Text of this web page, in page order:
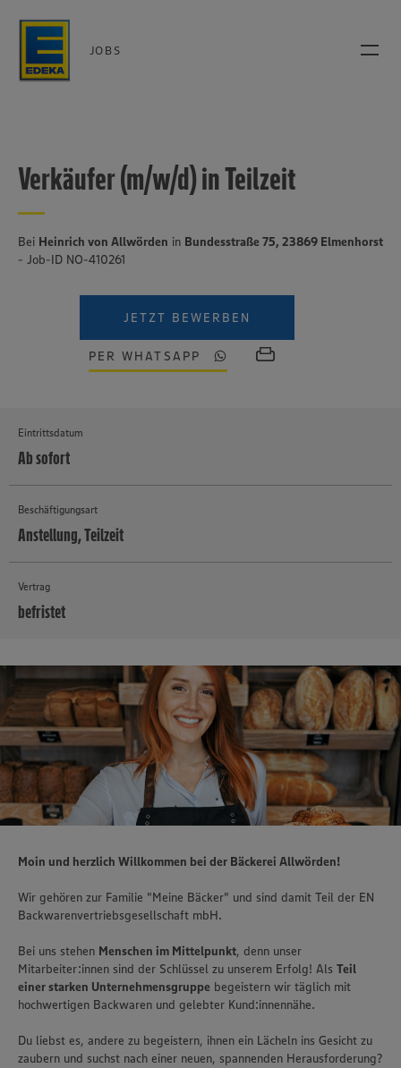
JOBS
Verkäufer (m/w/d) in Teilzeit
Bei Heinrich von Allwörden in Bundesstraße 75, 23869 Elmenhorst
- Job-ID NO-410261
JETZT BEWERBEN
PER WHATSAPP
Eintrittsdatum
Ab sofort
Beschäftigungsart
Anstellung, Teilzeit
Vertrag
befristet
Moin und herzlich Willkommen bei der Bäckerei Allwörden!
Wir gehören zur Familie "Meine Bäcker" und sind damit Teil der EN
Backwarenvertriebsgesellschaft mbH.
Bei uns stehen Menschen im Mittelpunkt, denn unser
Mitarbeiter:innen sind der Schlüssel zu unserem Erfolg! Als Teil
einer starken Unternehmensgruppe begeistern wir täglich mit
hochwertigen Backwaren und gelebter Kund:innennähe.
Du liebst es, andere zu begeistern, ihnen ein Lächeln ins Gesicht zu
zaubern und suchst nach einer neuen, spannenden Herausforderung?